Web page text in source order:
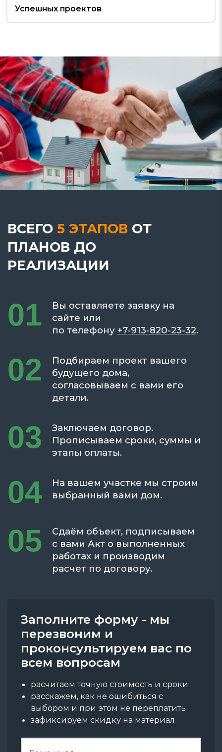
Успешных проектов
ВСЕГО 5 ЭТАПОВ ОТ
ПЛАНОВ ДО
РЕАЛИЗАЦИИ
01
Вы оставляете заявку на
сайте или
по телефону +7-913-820-23-32.
02
Подбираем проект вашего
будущего дома,
согласовываем с вами его
детали.
03
Заключаем договор.
Прописываем сроки, суммы и
этапы оплаты.
04
На вашем участке мы строим
выбранный вами дом.
05
Сдаём объект, подписываем
с вами Акт о выполненных
работах и производим
расчет по договору.
Заполните форму - мы
перезвоним и
проконсультируем вас по
всем вопросам
раcчитаем точную стоимость и сроки
расскажем, как не ошибиться с
выбором и при этом не переплатить
зафиксируем скидку на материал